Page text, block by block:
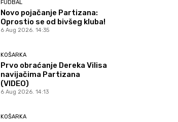
FUDBAL
Novo pojačanje Partizana:
Oprostio se od bivšeg kluba!
6 Aug 2026. 14:35
KOŠARKA
Prvo obraćanje Dereka Vilisa
navijačima Partizana
(VIDEO)
6 Aug 2026. 14:13
KOŠARKA